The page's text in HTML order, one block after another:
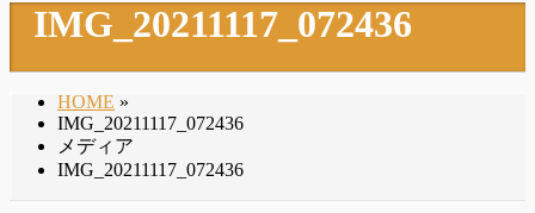
IMG_20211117_072436
HOME »
IMG_20211117_072436
メディア
IMG_20211117_072436